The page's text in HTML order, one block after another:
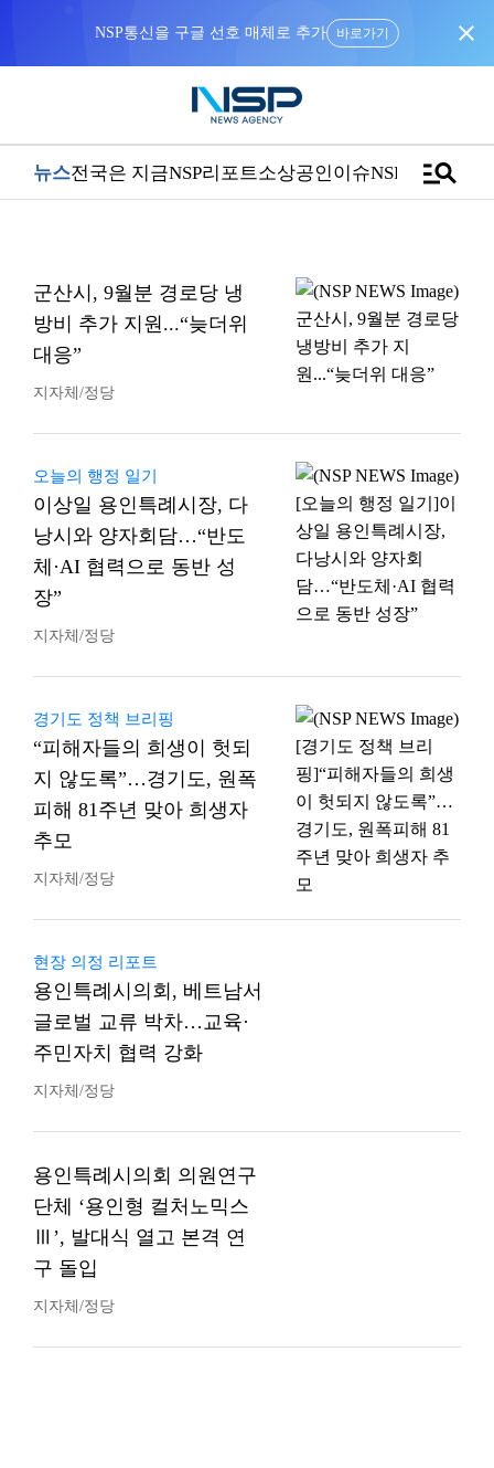
NSP통신을 구글 선호 매체로 추가 바로가기 close
뉴스전국은 지금NSP리포트소상공인이슈NSPTVmanage_search
군산시, 9월분 경로당 냉
방비 추가 지원...“늦더위
대응”
지자체/정당
오늘의 행정 일기
이상일 용인특례시장, 다
낭시와 양자회담…“반도
체·AI 협력으로 동반 성
장”
지자체/정당
경기도 정책 브리핑
“피해자들의 희생이 헛되
지 않도록”…경기도, 원폭
피해 81주년 맞아 희생자
추모
지자체/정당
현장 의정 리포트
용인특례시의회, 베트남서
글로벌 교류 박차…교육·
주민자치 협력 강화
지자체/정당
용인특례시의회 의원연구
단체 ‘용인형 컬처노믹스
Ⅲ’, 발대식 열고 본격 연
구 돌입
지자체/정당